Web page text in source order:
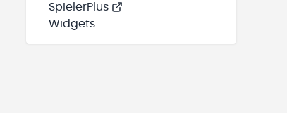
SpielerPlus
Widgets